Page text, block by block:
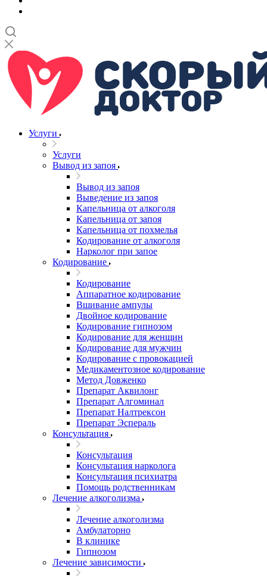
Услуги
Услуги
Вывод из запоя
Вывод из запоя
Выведение из запоя
Капельница от алкоголя
Капельница от запоя
Капельница от похмелья
Кодирование от алкоголя
Нарколог при запое
Кодирование
Кодирование
Аппаратное кодирование
Вшивание ампулы
Двойное кодирование
Кодирование гипнозом
Кодирование для женщин
Кодирование для мужчин
Кодирование с провокацией
Медикаментозное кодирование
Метод Довженко
Препарат Аквилонг
Препарат Алгоминал
Препарат Налтрексон
Препарат Эспераль
Консультация
Консультация
Консультация нарколога
Консультация психиатра
Помощь родственникам
Лечение алкоголизма
Лечение алкоголизма
Амбулаторно
В клинике
Гипнозом
Лечение зависимости